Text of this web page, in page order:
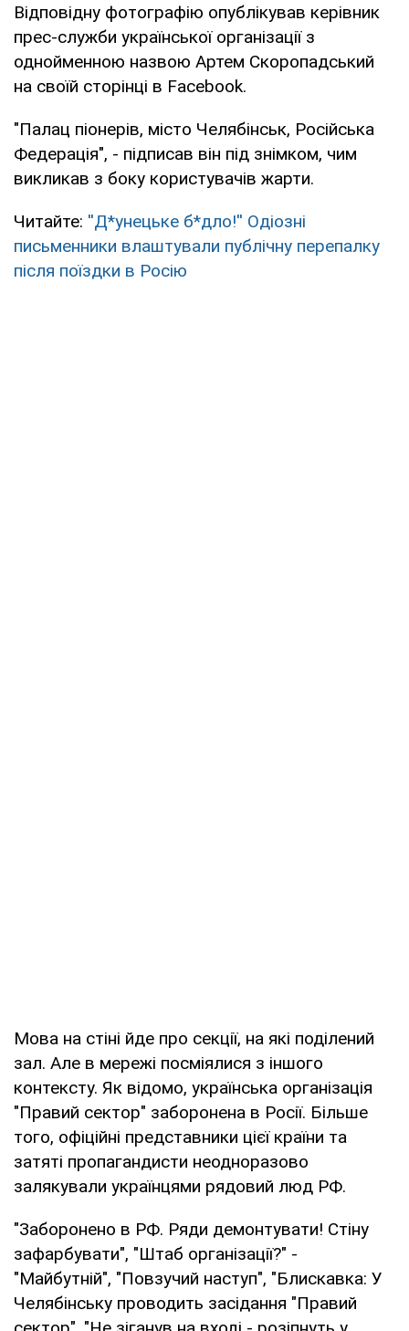
Відповідну фотографію опублікував керівник
прес-служби української організації з
однойменною назвою Артем Скоропадський
на своїй сторінці в Facebook.
"Палац піонерів, місто Челябінськ, Російська
Федерація", - підписав він під знімком, чим
викликав з боку користувачів жарти.
Читайте: ''Д*унецьке б*дло!'' Одіозні
письменники влаштували публічну перепалку
після поїздки в Росію
Мова на стіні йде про секції, на які поділений
зал. Але в мережі посміялися з іншого
контексту. Як відомо, українська організація
"Правий сектор" заборонена в Росії. Більше
того, офіційні представники цієї країни та
затяті пропагандисти неодноразово
залякували українцями рядовий люд РФ.
"Заборонено в РФ. Ряди демонтувати! Стіну
зафарбувати", "Штаб організації?" -
"Майбутній", "Повзучий наступ", "Блискавка: У
Челябінську проводить засідання "Правий